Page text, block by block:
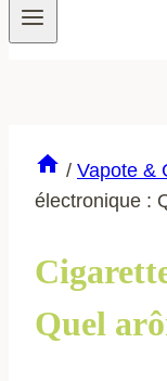
/ Vapote &
électronique :
Quel